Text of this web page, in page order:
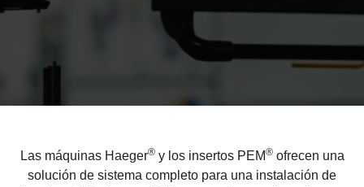
Las máquinas Haeger®y los insertos PEM®ofrecen una
solución de sistema completo para una instalación de